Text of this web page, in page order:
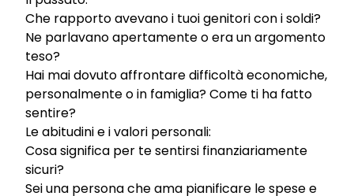
Che rapporto avevano i tuoi genitori con i soldi?
Ne parlavano apertamente o era un argomento
teso?
Hai mai dovuto affrontare difficoltà economiche,
personalmente o in famiglia? Come ti ha fatto
sentire?
Le abitudini e i valori personali:
Cosa significa per te sentirsi finanziariamente
sicuri?
Sei una persona che ama pianificare le spese e